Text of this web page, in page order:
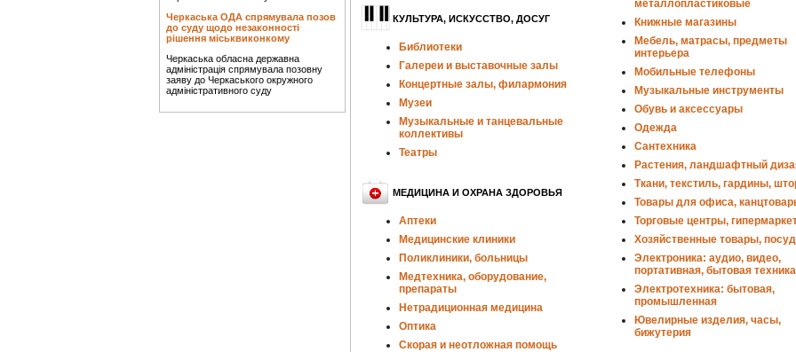
Черкаська ОДА спрямувала позов
до суду щодо незаконності
рішення міськвиконкому
Черкаська обласна державна
адміністрація спрямувала позовну
заяву до Черкаського окружного
адміністративного суду
КУЛЬТУРА, ИСКУССТВО, ДОСУГ
Библиотеки
Галереи и выставочные залы
Концертные залы, филармония
Музеи
Музыкальные и танцевальные
коллективы
Театры
МЕДИЦИНА И ОХРАНА ЗДОРОВЬЯ
Аптеки
Медицинские клиники
Поликлиники, больницы
Медтехника, оборудование,
препараты
Нетрадиционная медицина
Оптика
Скорая и неотложная помощь
металлопластиковые
Книжные магазины
Мебель, матрасы, предметы
интерьера
Мобильные телефоны
Музыкальные инструменты
Обувь и аксессуары
Одежда
Сантехника
Растения, ландшафтный
Ткани, текстиль, гардины,
Товары для офиса,
Торговые центры,
Хозяйственные товары,
Электроника: аудио, видео,
портативная, бытовая техника
Электротехника: бытовая,
промышленная
Ювелирные изделия, часы,
бижутерия